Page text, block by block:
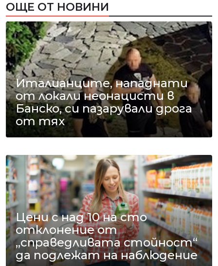
ОЩЕ ОТ НОВИНИ
Италианците, нападнати
от локали неонацисти в
Банско, си пазарували дрога
от тях
Цени с над 10 на сто
отклонение от
„справедливата стойност“
да подлежат на наблюдение